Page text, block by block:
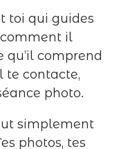
toi qui guides
il
qu’il comprend
te contacte,
photo.
simplement
photos, tes